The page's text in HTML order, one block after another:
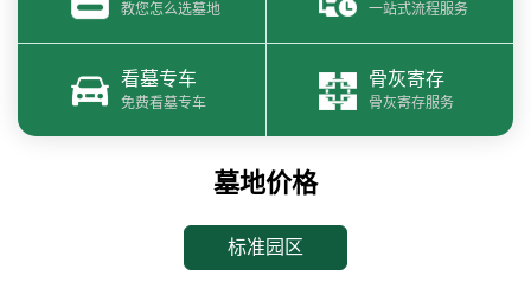
教您怎么选墓地 一站式流程服务
看墓专车
免费看墓专车
骨灰寄存
骨灰寄存服务
墓地价格
标准园区